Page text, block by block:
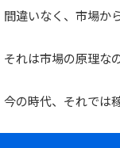
間違いなく、市場か
それは市場の原理な
今の時代、それでは